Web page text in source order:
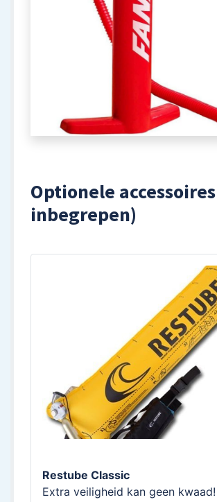
Optionele
inbegrepen)
Restube Classic
Extra veiligheid kan geen kwaad!